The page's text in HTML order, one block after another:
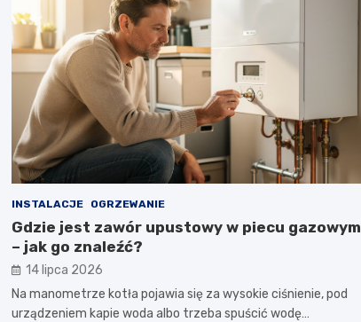
INSTALACJE OGRZEWANIE
Gdzie jest zawór upustowy w piecu gazowym
– jak go znaleźć?
14 lipca 2026
Na manometrze kotła pojawia się za wysokie ciśnienie, pod
urządzeniem kapie woda albo trzeba spuścić wodę…